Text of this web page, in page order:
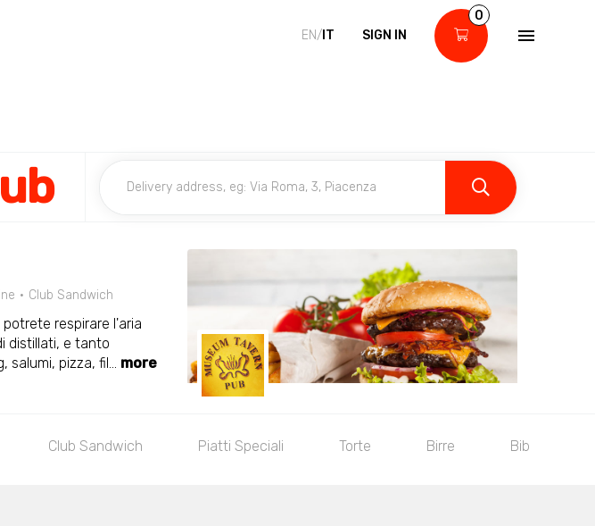
EN/ IT SIGN IN
0
Club Sandwich
respirare l'aria
distillati, e tanto
salumi, pizza, fil... more
Club Sandwich Piatti Speciali Torte Birre Bibite